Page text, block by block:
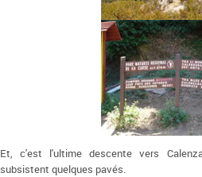
Et, c'est l'ultime descente vers
subsistent quelques pavés.